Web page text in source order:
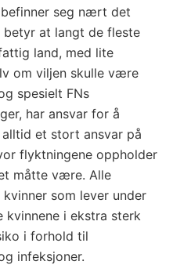
seg nært det
at langt de fleste
land, med lite
om viljen skulle være
spesielt FNs
har ansvar for å
et stort ansvar på
flyktningene oppholder
måtte være. Alle
som lever under
kvinnene i ekstra sterk
i forhold til
infeksjoner.